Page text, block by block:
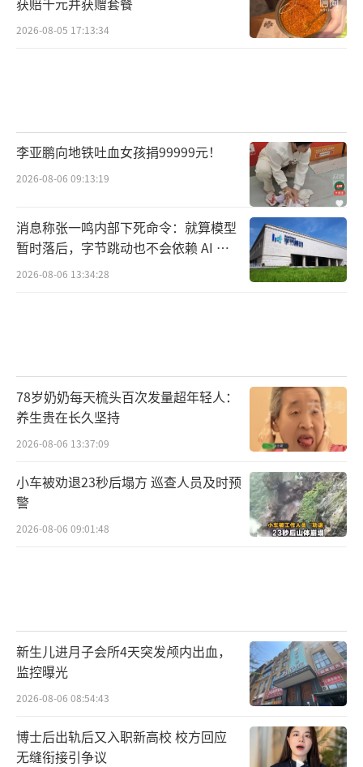
2026-08-05 17:13:34
李亚鹏向地铁吐血女孩捐99999元！
2026-08-06 09:13:19
消息称张一鸣内部下死命令：就算模型
暂时落后，字节跳动也不会依赖 AI 蒸
馏技术
2026-08-06 13:34:28
78岁奶奶每天梳头百次发量超年轻人：
养生贵在长久坚持
2026-08-06 13:37:09
小车被劝退23秒后塌方 巡查人员及时预
警
2026-08-06 09:01:48
新生儿进月子会所4天突发颅内出血，
监控曝光
2026-08-06 08:54:43
博士后出轨后又入职新高校 校方回应
无缝衔接引争议